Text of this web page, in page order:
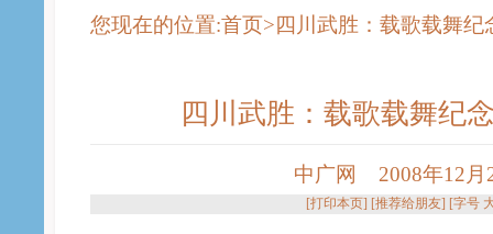
您现在的位置:首页>四川武胜：载歌载舞纪
四川武胜：载歌载舞纪
中广网 2008年12月
[打印本页] [推荐给朋友] [字号